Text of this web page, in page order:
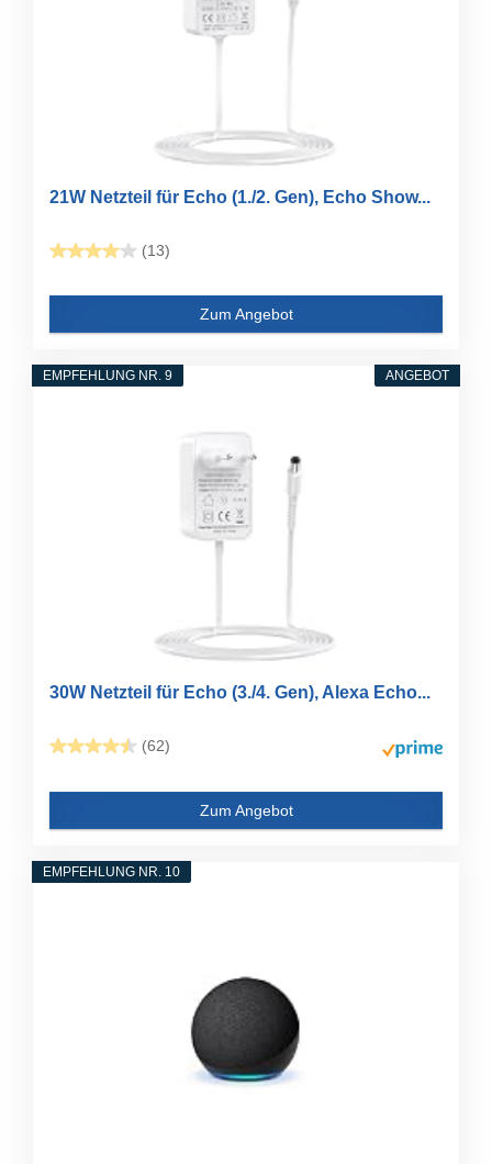
21W Netzteil für Echo (1./2. Gen), Echo Show...
(13)
Zum Angebot
ANGEBOT
EMPFEHLUNG NR. 9
30W Netzteil für Echo (3./4. Gen), Alexa Echo...
(62)
Zum Angebot
EMPFEHLUNG NR. 10